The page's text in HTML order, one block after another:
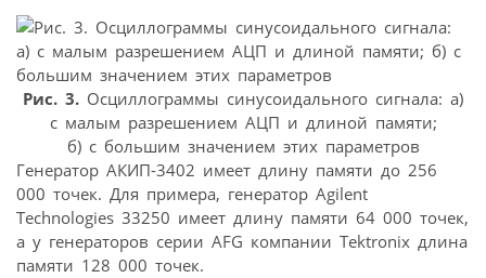
Рис. 3. Осциллограммы синусоидального сигнала: а)
с малым разрешением АЦП и длиной памяти;
б) с большим значением этих параметров
Генератор АКИП-3402 имеет длину памяти до 256
000 точек. Для примера, генератор Agilent
Technologies 33250 имеет длину памяти 64 000 точек,
а у генераторов серии AFG компании Tektronix длина
памяти 128 000 точек.